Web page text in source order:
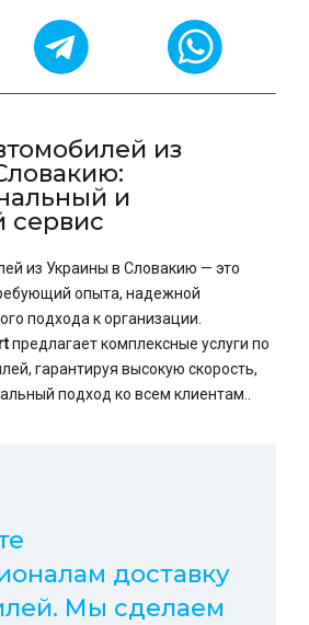
из
и
сервис
из Украины в Словакию — это
опыта, надежной
подхода к организации.
предлагает комплексные услуги по
гарантируя высокую скорость,
подход ко всем клиентам..
доставку
Мы сделаем